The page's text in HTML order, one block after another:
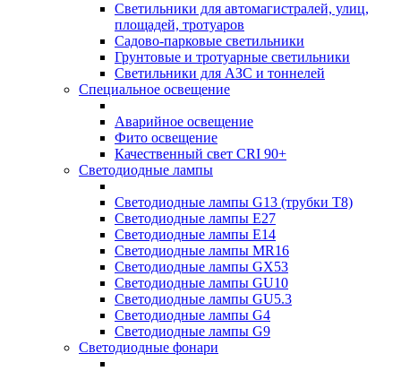
Светильники для автомагистралей, улиц,
площадей, тротуаров
Садово-парковые светильники
Грунтовые и тротуарные светильники
Светильники для АЗС и тоннелей
Специальное освещение
Аварийное освещение
Фито освещение
Качественный свет CRI 90+
Светодиодные лампы
Светодиодные лампы G13 (трубки T8)
Светодиодные лампы Е27
Светодиодные лампы Е14
Светодиодные лампы MR16
Светодиодные лампы GX53
Светодиодные лампы GU10
Светодиодные лампы GU5.3
Светодиодные лампы G4
Светодиодные лампы G9
Светодиодные фонари